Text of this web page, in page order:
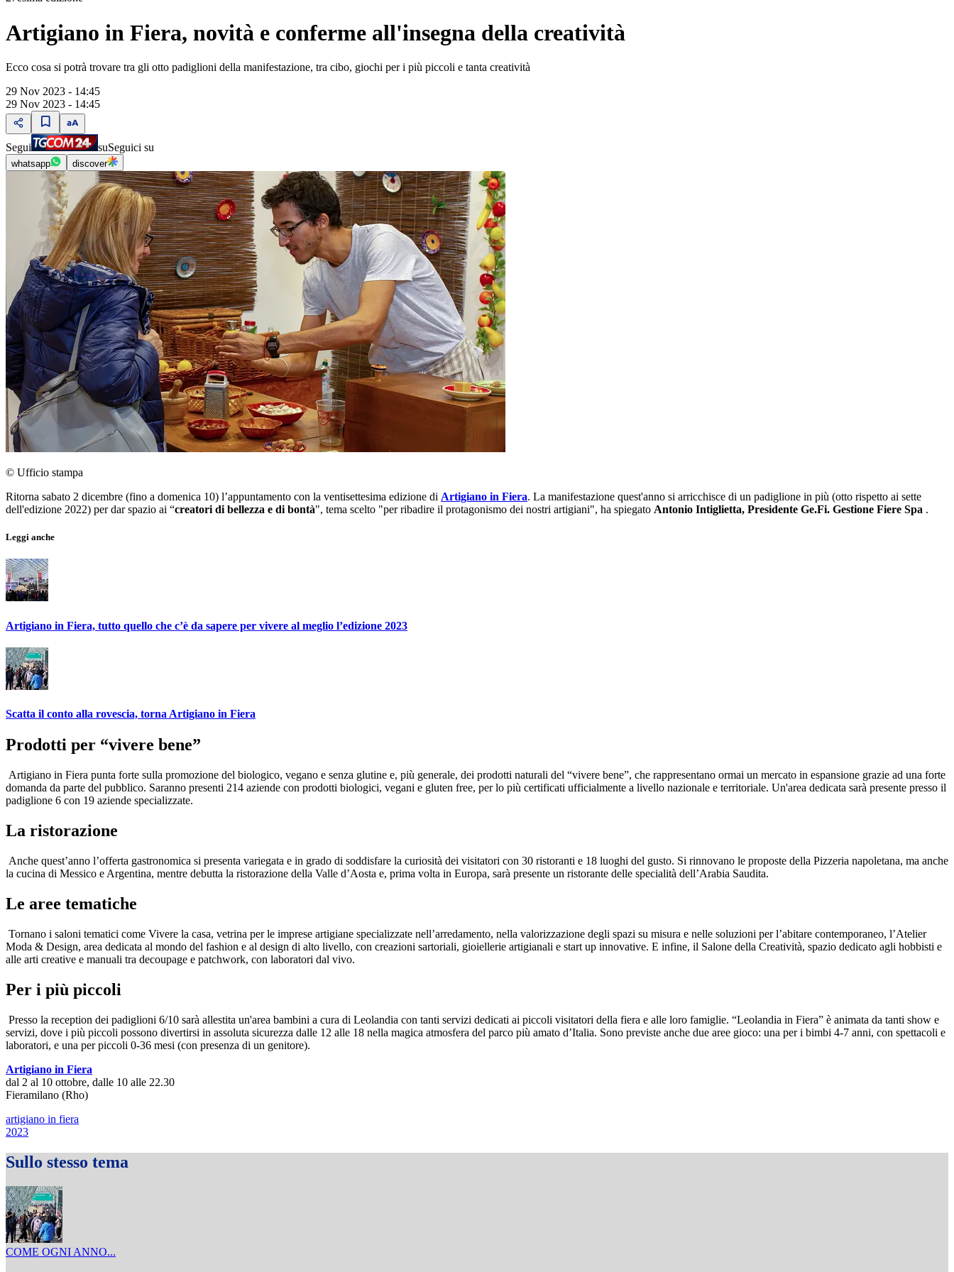
Artigiano in Fiera, novità e conferme all'insegna della creatività
Ecco cosa si potrà trovare tra gli otto padiglioni della manifestazione, tra cibo, giochi per i più piccoli e tanta creatività
29 Nov 2023 - 14:45
29 Nov 2023 - 14:45
Segui suSeguici su
whatsapp discover
© Ufficio stampa
Ritorna sabato 2 dicembre (fino a domenica 10) l’appuntamento con la ventisettesima edizione di Artigiano in Fiera. La manifestazione quest'anno si arricchisce di un padiglione in più (otto rispetto ai sette
dell'edizione 2022) per dar spazio ai “creatori di bellezza e di bontà", tema scelto "per ribadire il protagonismo dei nostri artigiani", ha spiegato Antonio Intiglietta, Presidente Ge.Fi. Gestione Fiere Spa .
Leggi anche
Artigiano in Fiera, tutto quello che c’è da sapere per vivere al meglio l’edizione 2023
Scatta il conto alla rovescia, torna Artigiano in Fiera
Prodotti per “vivere bene”
Artigiano in Fiera punta forte sulla promozione del biologico, vegano e senza glutine e, più generale, dei prodotti naturali del “vivere bene”, che rappresentano ormai un mercato in espansione grazie ad una forte
domanda da parte del pubblico. Saranno presenti 214 aziende con prodotti biologici, vegani e gluten free, per lo più certificati ufficialmente a livello nazionale e territoriale. Un'area dedicata sarà presente presso il
padiglione 6 con 19 aziende specializzate.
La ristorazione
Anche quest’anno l’offerta gastronomica si presenta variegata e in grado di soddisfare la curiosità dei visitatori con 30 ristoranti e 18 luoghi del gusto. Si rinnovano le proposte della Pizzeria napoletana, ma anche
la cucina di Messico e Argentina, mentre debutta la ristorazione della Valle d’Aosta e, prima volta in Europa, sarà presente un ristorante delle specialità dell’Arabia Saudita.
Le aree tematiche
Tornano i saloni tematici come Vivere la casa, vetrina per le imprese artigiane specializzate nell’arredamento, nella valorizzazione degli spazi su misura e nelle soluzioni per l’abitare contemporaneo, l’Atelier
Moda & Design, area dedicata al mondo del fashion e al design di alto livello, con creazioni sartoriali, gioiellerie artigianali e start up innovative. E infine, il Salone della Creatività, spazio dedicato agli hobbisti e
alle arti creative e manuali tra decoupage e patchwork, con laboratori dal vivo.
Per i più piccoli
Presso la reception dei padiglioni 6/10 sarà allestita un'area bambini a cura di Leolandia con tanti servizi dedicati ai piccoli visitatori della fiera e alle loro famiglie. “Leolandia in Fiera” è animata da tanti show e
servizi, dove i più piccoli possono divertirsi in assoluta sicurezza dalle 12 alle 18 nella magica atmosfera del parco più amato d’Italia. Sono previste anche due aree gioco: una per i bimbi 4-7 anni, con spettacoli e
laboratori, e una per piccoli 0-36 mesi (con presenza di un genitore).
Artigiano in Fiera
dal 2 al 10 ottobre, dalle 10 alle 22.30
Fieramilano (Rho)
artigiano in fiera
2023
Sullo stesso tema
COME OGNI ANNO...